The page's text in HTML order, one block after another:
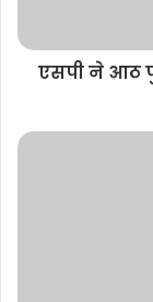
एसपी ने आठ